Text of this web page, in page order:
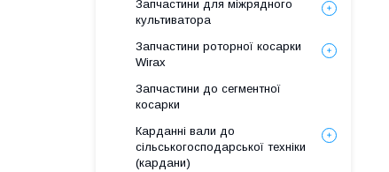
Запчастини для міжрядного
культиватора
Запчастини роторної косарки
Wirax
Запчастини до сегментної
косарки
Карданні вали до
сільськогосподарської техніки
(кардани)